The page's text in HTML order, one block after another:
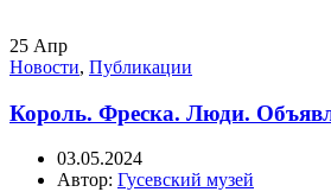
25 Апр
Новости, Публикации
Король. Фреска. Люди.
03.05.2024
Автор: Гусевский музей